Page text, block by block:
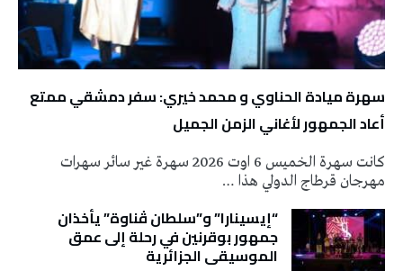
سهرة ميادة الحناوي و محمد خيري: سفر دمشقي ممتع
أعاد الجمهور لأغاني الزمن الجميل
كانت سهرة الخميس 6 اوت 2026 سهرة غير سائر سهرات
مهرجان قرطاج الدولي هذا …
“إيسينارا” و”سلطان ڤناوة” يأخذان
جمهور بوقرنين في رحلة إلى عمق
الموسيقى الجزائرية